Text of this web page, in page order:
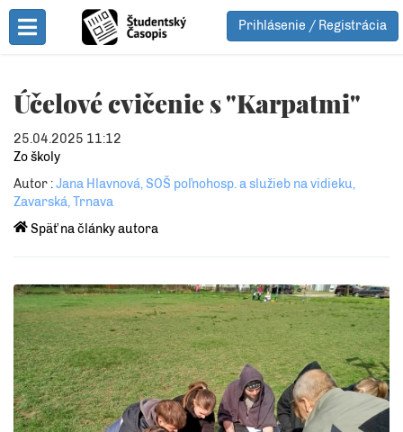
Toggle Menu
Prihlásenie / Registrácia
Účelové cvičenie s "Karpatmi"
25.04.2025 11:12
Zo školy
Autor :Jana Hlavnová, SOŠ poľnohosp. a služieb na vidieku,
Zavarská, Trnava
Späť na články autora